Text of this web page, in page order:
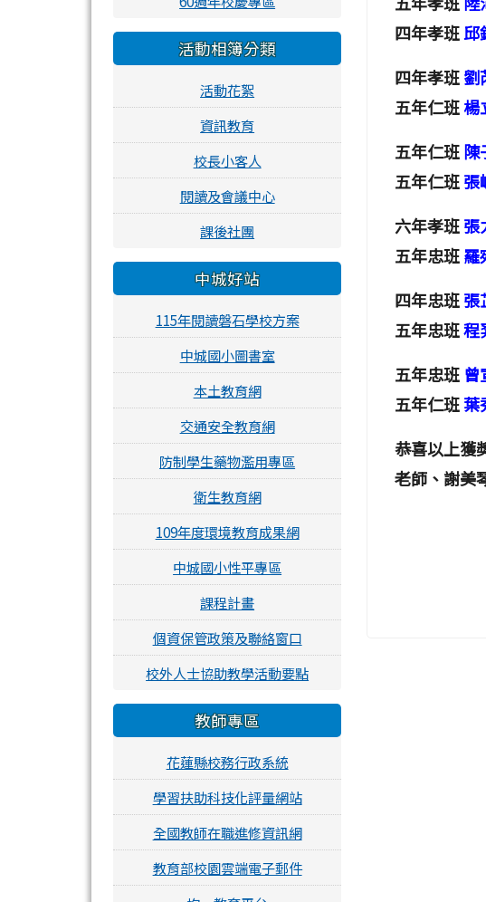
活動相簿分類
活動花絮
資訊教育
校長小客人
閱讀及會議中心
課後社團
中城好站
115年閱讀磐石學校方案
中城國小圖書室
本土教育網
交通安全教育網
防制學生藥物濫用專區
衛生教育網
109年度環境教育成果網
中城國小性平專區
課程計畫
個資保管政策及聯絡窗口
校外人士協助教學活動要點
教師專區
花蓮縣校務行政系統
學習扶助科技化評量網站
全國教師在職進修資訊網
教育部校園雲端電子郵件
四年孝班邱
四年孝班劉
五年仁班楊
五年仁班陳
五年仁班張
六年孝班張
五年忠班羅
四年忠班張
五年忠班程
五年忠班 曾
五年仁班葉
恭喜以上獲
老師、謝美